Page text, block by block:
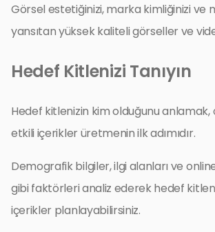
Görsel estetiğinizi, marka kimliğinizi ve
yansıtan yüksek kaliteli görseller ve
Hedef Kitlenizi Tanıyın
Hedef kitlenizin kim olduğunu
etkili içerikler üretmenin ilk adımıdır.
Demografik bilgiler, ilgi alanları ve
gibi faktörleri analiz ederek hedef
içerikler planlayabilirsiniz.